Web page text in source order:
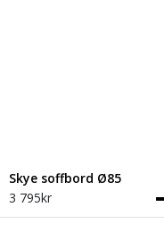
Skye soffbord Ø85
3 795kr